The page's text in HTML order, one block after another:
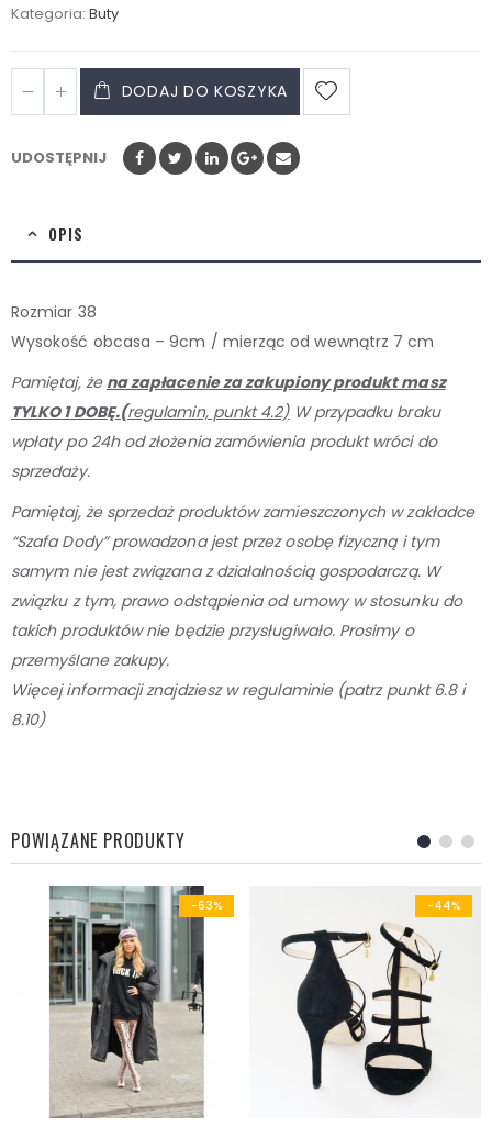
Kategoria: Buty
DODAJ DO KOSZYKA
UDOSTĘPNIJ
OPIS
Rozmiar 38
Wysokość obcasa – 9cm / mierząc od wewnątrz 7 cm
Pamiętaj, że na zapłacenie za zakupiony produkt masz
TYLKO 1 DOBĘ.(regulamin, punkt 4.2)W przypadku braku
wpłaty po 24h od złożenia zamówienia produkt wróci do
sprzedaży.
Pamiętaj, że sprzedaż produktów zamieszczonych w zakładce
“Szafa Dody” prowadzona jest przez osobę fizyczną i tym
samym nie jest związana z działalnością gospodarczą. W
związku z tym, prawo odstąpienia od umowy w stosunku do
takich produktów nie będzie przysługiwało. Prosimy o
przemyślane zakupy.
Więcej informacji znajdziesz w regulaminie (patrz punkt 6.8 i
8.10)
POWIĄZANE PRODUKTY
-63% -44%